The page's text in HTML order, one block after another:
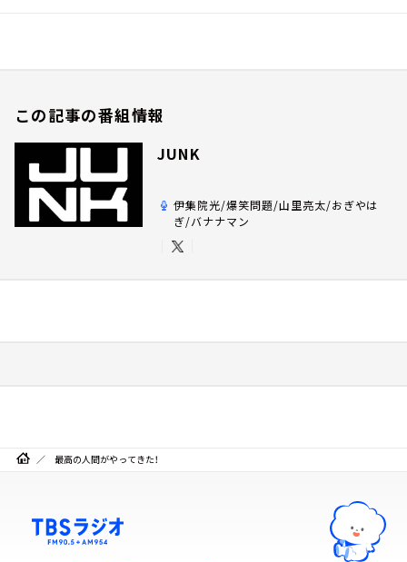
この記事の番組情報
JUNK
伊集院光/爆笑問題/山里亮太/おぎやは
ぎ/バナナマン
最高の人間がやってきた！